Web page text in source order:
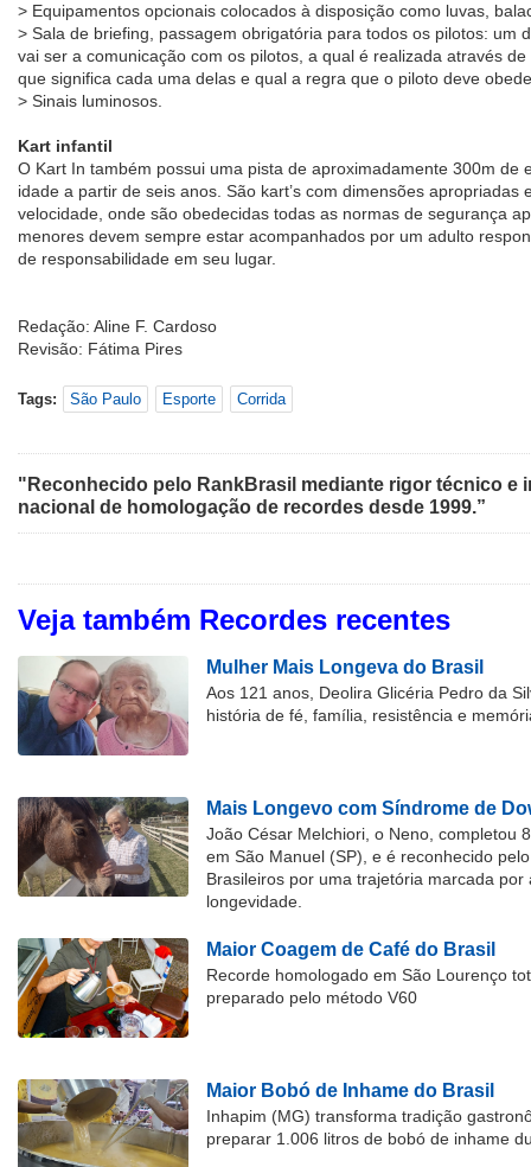
> Equipamentos opcionais colocados à disposição como luvas,
> Sala de briefing, passagem obrigatória para todos os pilotos: um
vai ser a comunicação com os pilotos, a qual é realizada através
que significa cada uma delas e qual a regra que o piloto deve
> Sinais luminosos.
Kart infantil
O Kart In também possui uma pista de aproximadamente 300m de
idade a partir de seis anos. São kart’s com dimensões apropriadas
velocidade, onde são obedecidas todas as normas de segurança
menores devem sempre estar acompanhados por um adulto
de responsabilidade em seu lugar.
Redação: Aline F. Cardoso
Revisão: Fátima Pires
Tags: São Paulo Esporte Corrida
"Reconhecido pelo RankBrasil mediante rigor técnico e
nacional de homologação de recordes desde 1999.”
Veja também Recordes recentes
Mulher Mais Longeva do Brasil
Aos 121 anos, Deolira Glicéria Pedro da
história de fé, família, resistência e
Mais Longevo com Síndrome de
João César Melchiori, o Neno, completou
em São Manuel (SP), e é reconhecido
Brasileiros por uma trajetória marcada por
longevidade.
Maior Coagem de Café do Brasil
Recorde homologado em São Lourenço
preparado pelo método V60
Maior Bobó de Inhame do Brasil
Inhapim (MG) transforma tradição
preparar 1.006 litros de bobó de inhame